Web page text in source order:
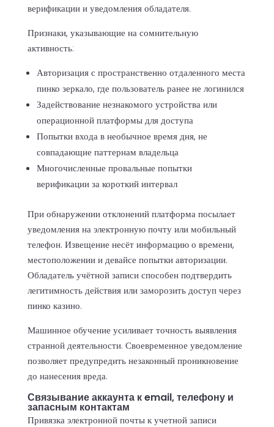
верификации и уведомления обладателя.
Признаки, указывающие на сомнительную
активность:
Авторизация с пространственно отдаленного места
пинко зеркало, где пользователь ранее не логинился
Задействование незнакомого устройства или
операционной платформы для доступа
Попытки входа в необычное время дня, не
совпадающие паттернам владельца
Многочисленные провальные попытки
верификации за короткий интервал
При обнаружении отклонений платформа посылает
уведомления на электронную почту или мобильный
телефон. Извещение несёт информацию о времени,
местоположении и девайсе попытки авторизации.
Обладатель учётной записи способен подтвердить
легитимность действия или заморозить доступ через
пинко казино.
Машинное обучение усиливает точность выявления
странной деятельности. Своевременное уведомление
позволяет предупредить незаконный проникновение
до нанесения вреда.
Связывание аккаунта к email, телефону и
запасным контактам
Привязка электронной почты к учетной записи